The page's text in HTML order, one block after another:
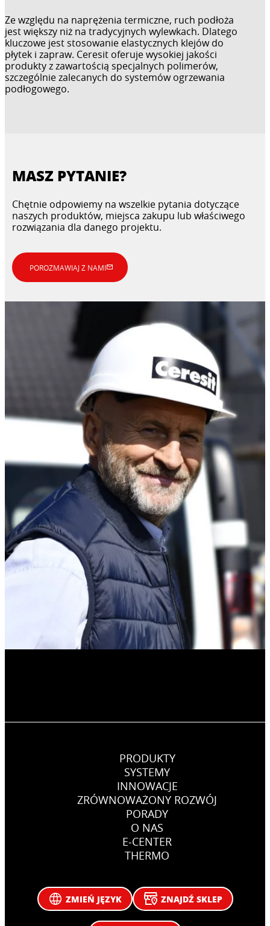
Ze względu na naprężenia termiczne, ruch podłoża
jest większy niż na tradycyjnych wylewkach. Dlatego
kluczowe jest stosowanie elastycznych klejów do
płytek i zapraw. Ceresit oferuje wysokiej jakości
produkty z zawartością specjalnych polimerów,
szczególnie zalecanych do systemów ogrzewania
podłogowego.
MASZ PYTANIE?
Chętnie odpowiemy na wszelkie pytania dotyczące
naszych produktów, miejsca zakupu lub właściwego
rozwiązania dla danego projektu.
POROZMAWIAJ Z NAMI
PRODUKTY
SYSTEMY
INNOWACJE
ZRÓWNOWAŻONY ROZWÓJ
PORADY
O NAS
E-CENTER
THERMO
ZMIEŃ JĘZYK ZNAJDŹ SKLEP